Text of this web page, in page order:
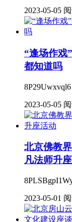
2023-05-05
“逢场作戏
都知道吗
8P29Uwxvql6
2023-05-05
北京佛教
凡法师升
2023-05-01